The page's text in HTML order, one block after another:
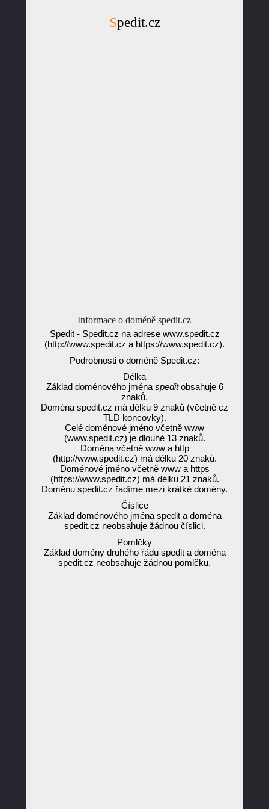
Spedit.cz
Informace o doméně spedit.cz
Spedit - Spedit.cz na adrese www.spedit.cz
(http://www.spedit.cz a https://www.spedit.cz).
Podrobnosti o doméně Spedit.cz:
Délka
Základ doménového jména speditobsahuje 6
znaků.
Doména spedit.cz má délku 9 znaků (včetně cz
TLD koncovky).
Celé doménové jméno včetně www
(www.spedit.cz) je dlouhé 13 znaků.
Doména včetně www a http
(http://www.spedit.cz) má délku 20 znaků.
Doménové jméno včetně www a https
(https://www.spedit.cz) má délku 21 znaků.
Doménu spedit.cz řadíme mezi krátké domény.
Číslice
Základ doménového jména spedit a doména
spedit.cz neobsahuje žádnou číslici.
Pomlčky
Základ domény druhého řádu spedit a doména
spedit.cz neobsahuje žádnou pomlčku.